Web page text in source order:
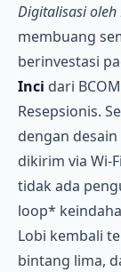
Digitalisasi oleh
membuang
berinvestasi
Inci dari
Resepsionis.
dengan
dikirim via Wi-
tidak ada
loop*
Lobi kembali
bintang lima,